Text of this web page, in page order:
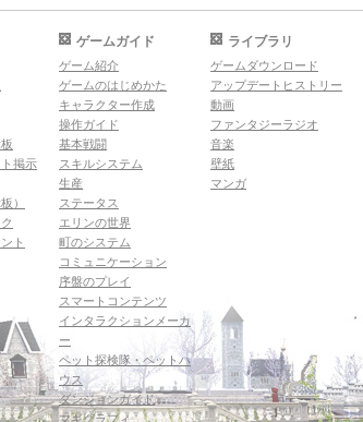
掲示
）
ト
ゲームガイド
ゲーム紹介
ゲームのはじめかた
キャラクター作成
操作ガイド
基本戦闘
スキルシステム
生産
ステータス
エリンの世界
町のシステム
コミュニケーション
序盤のプレイ
スマートコンテンツ
インタラクションメーカ
ー
ペット探検隊・ペットハ
ウス
ダンジョンガイド
マギグラフィ
ライブラリ
ゲームダウンロード
アップデートヒストリー
動画
ファンタジーラジオ
音楽
壁紙
マンガ